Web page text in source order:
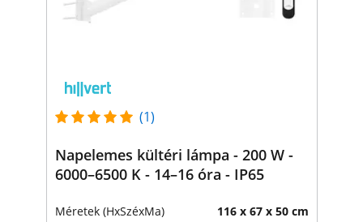
(1)
Napelemes kültéri lámpa - 200 W -
6000–6500 K - 14–16 óra - IP65
Méretek (HxSzéxMa) 116 x 67 x 50 cm